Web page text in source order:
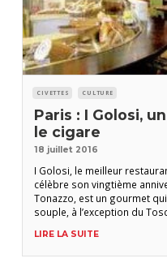
CIVETTES CULTURE
Paris : I Golosi,
le cigare
18 juillet 2016
I Golosi, le meilleur
célèbre son vingtième
Tonazzo, est un gourmet
souple, à l’exception du
histoire. Le charme des
chaleur de
LIRE LA SUITE